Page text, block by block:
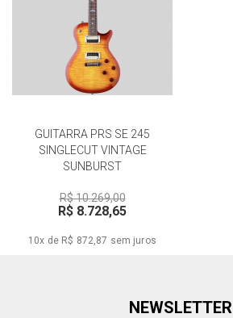
GUITARRA PRS SE 245
SINGLECUT VINTAGE
SUNBURST
R$ 10.269,00
R$ 8.728,65
10x de R$ 872,87 sem juros
NEWSLETTER